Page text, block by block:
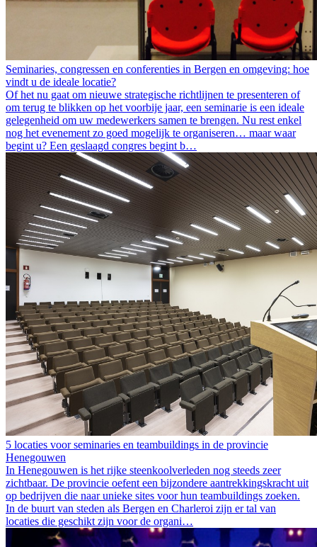
Seminaries, congressen en conferenties in Bergen en omgeving: hoe
vindt u de ideale locatie?
Of het nu gaat om nieuwe strategische richtlijnen te presenteren of
om terug te blikken op het voorbije jaar, een seminarie is een ideale
gelegenheid om uw medewerkers samen te brengen. Nu rest enkel
nog het evenement zo goed mogelijk te organiseren… maar waar
begint u? Een geslaagd congres begint b…
5 locaties voor seminaries en teambuildings in de provincie
Henegouwen
In Henegouwen is het rijke steenkoolverleden nog steeds zeer
zichtbaar. De provincie oefent een bijzondere aantrekkingskracht uit
op bedrijven die naar unieke sites voor hun teambuildings zoeken.
In de buurt van steden als Bergen en Charleroi zijn er tal van
locaties die geschikt zijn voor de organi…